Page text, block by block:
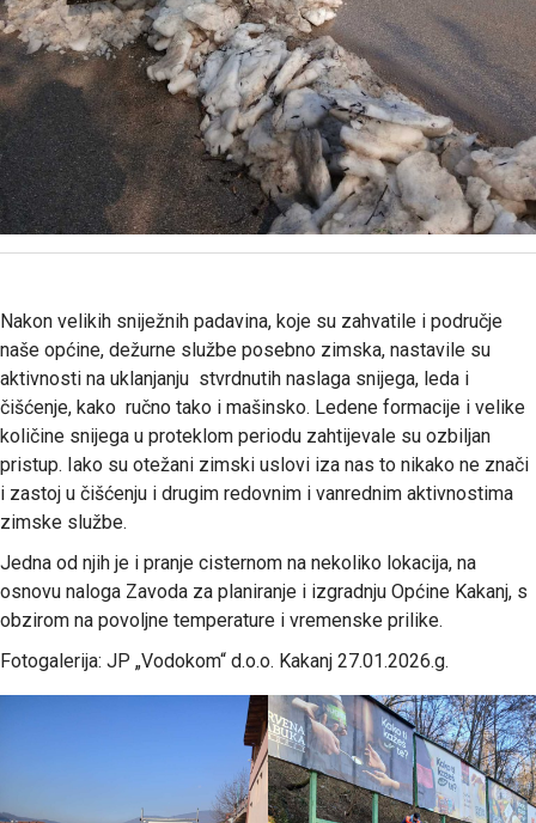
Nakon velikih sniježnih padavina, koje su zahvatile i područje
naše općine, dežurne službe posebno zimska, nastavile su
aktivnosti na uklanjanju stvrdnutih naslaga snijega, leda i
čišćenje, kako ručno tako i mašinsko. Ledene formacije i velike
količine snijega u proteklom periodu zahtijevale su ozbiljan
pristup. Iako su otežani zimski uslovi iza nas to nikako ne znači
i zastoj u čišćenju i drugim redovnim i vanrednim aktivnostima
zimske službe.
Jedna od njih je i pranje cisternom na nekoliko lokacija, na
osnovu naloga Zavoda za planiranje i izgradnju Općine Kakanj, s
obzirom na povoljne temperature i vremenske prilike.
Fotogalerija: JP „Vodokom“ d.o.o. Kakanj 27.01.2026.g.